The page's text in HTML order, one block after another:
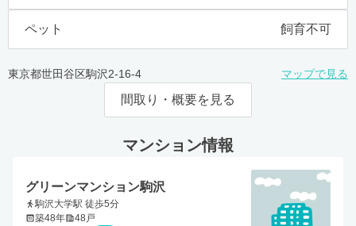
ペット 飼育不可
東京都世田谷区駒沢2-16-4 マップで見る
間取り・概要を見る
マンション情報
グリーンマンション駒沢
駒沢大学駅 徒歩5分
築48年
48戸